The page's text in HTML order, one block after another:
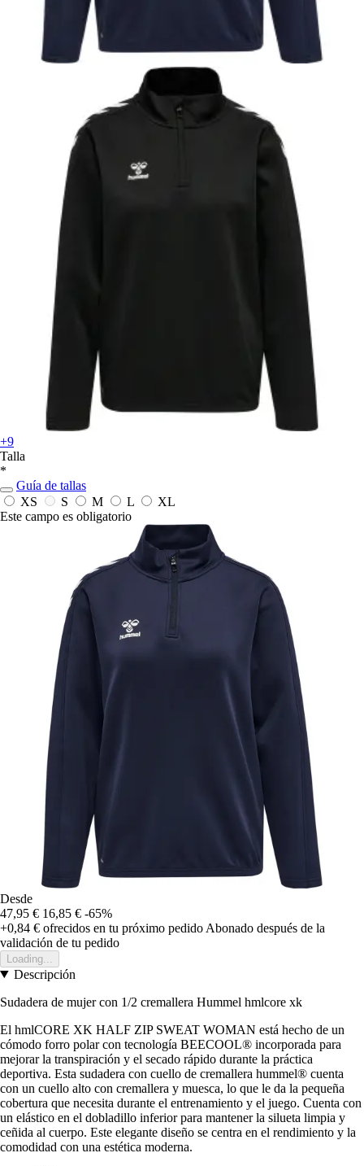
+9
Talla
*
Guía de tallas
XS
S M L
XL
Este campo es obligatorio
Desde
47,95 € 16,85 € -65%
+0,84 € ofrecidos en tu próximo pedido Abonado después de la
validación de tu pedido
Loading...
Descripción
Sudadera de mujer con 1/2 cremallera Hummel hmlcore xk
El hmlCORE XK HALF ZIP SWEAT WOMAN está hecho de un
cómodo forro polar con tecnología BEECOOL® incorporada para
mejorar la transpiración y el secado rápido durante la práctica
deportiva. Esta sudadera con cuello de cremallera hummel® cuenta
con un cuello alto con cremallera y muesca, lo que le da la pequeña
cobertura que necesita durante el entrenamiento y el juego. Cuenta con
un elástico en el dobladillo inferior para mantener la silueta limpia y
ceñida al cuerpo. Este elegante diseño se centra en el rendimiento y la
comodidad con una estética moderna.